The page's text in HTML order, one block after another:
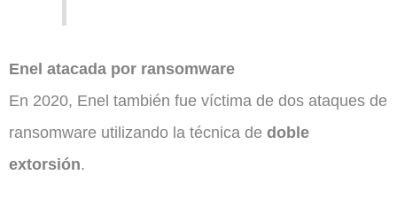
Enel atacada por ransomware
En 2020, Enel también fue víctima de dos ataques de
ransomware utilizando la técnica de doble
extorsión.